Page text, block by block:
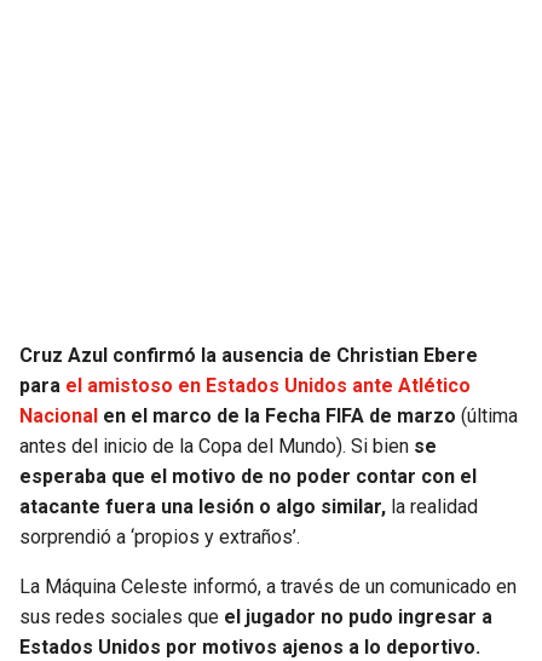
RAMS
49ERS
SEAHAWKS
BEARS
LIONS
ROCKETS
GRIZZLIES
PELICANS
SPURS
NUGGETS
Cruz Azul confirmó la ausencia de Christian Ebere
para el amistoso en Estados Unidos ante Atlético
Nacional en el marco de la Fecha FIFA de marzo (última
antes del inicio de la Copa del Mundo). Si bien se
esperaba que el motivo de no poder contar con el
atacante fuera una lesión o algo similar, la realidad
sorprendió a ‘propios y extraños’.
La Máquina Celeste informó, a través de un comunicado en
sus redes sociales que el jugador no pudo ingresar a
Estados Unidos por motivos ajenos a lo deportivo.